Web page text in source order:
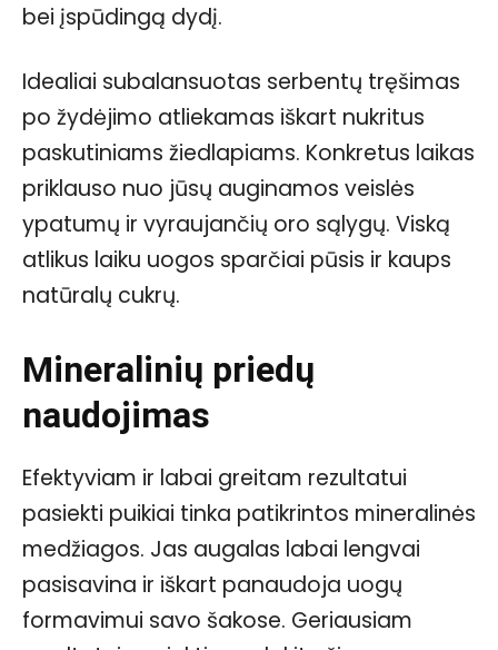
bei įspūdingą dydį.
Idealiai subalansuotas serbentų tręšimas
po žydėjimo atliekamas iškart nukritus
paskutiniams žiedlapiams. Konkretus laikas
priklauso nuo jūsų auginamos veislės
ypatumų ir vyraujančių oro sąlygų. Viską
atlikus laiku uogos sparčiai pūsis ir kaups
natūralų cukrų.
Mineralinių priedų
naudojimas
Efektyviam ir labai greitam rezultatui
pasiekti puikiai tinka patikrintos mineralinės
medžiagos. Jas augalas labai lengvai
pasisavina ir iškart panaudoja uogų
formavimui savo šakose. Geriausiam